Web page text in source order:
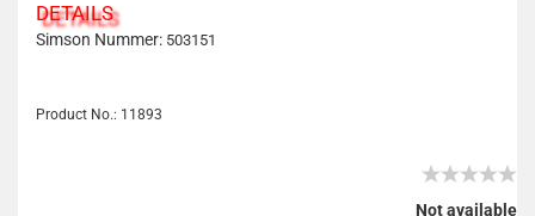
DETAILS
Simson Nummer: 503151
Product No.: 11893
Not available